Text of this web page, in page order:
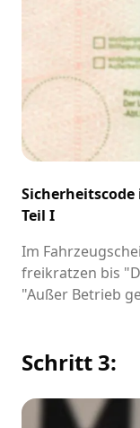
Teil I
Im
freikratzen bis
"Außer Betrieb
Schritt 3: